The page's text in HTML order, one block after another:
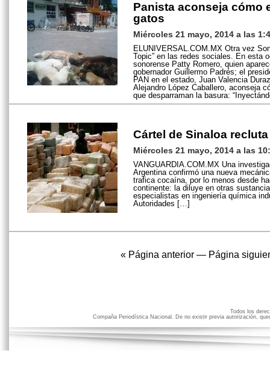
Panista aconseja cómo
gatos
Miércoles 21 mayo, 2014 a las
ELUNIVERSAL.COM.MX Otra vez
Topic” en las redes sociales. En esta
sonorense Patty Romero, quien
gobernador Guillermo Padrés; el
PAN en el estado, Juan Valencia
Alejandro López Caballero, aconseja
que desparraman la basura:
Cártel de Sinaloa
Miércoles 21 mayo, 2014 a las
VANGUARDIA.COM.MX Una
Argentina confirmó una nueva
trafica cocaína, por lo menos desde
continente: la diluye en otras
especialistas en ingeniería química
Autoridades […]
« Página anterior— Página
Todos los
Compaña Periodística Nacional. De no existir previa autorización,